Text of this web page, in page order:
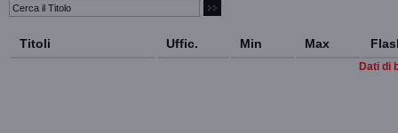
Titoli Uffic. Min Max
Dati di